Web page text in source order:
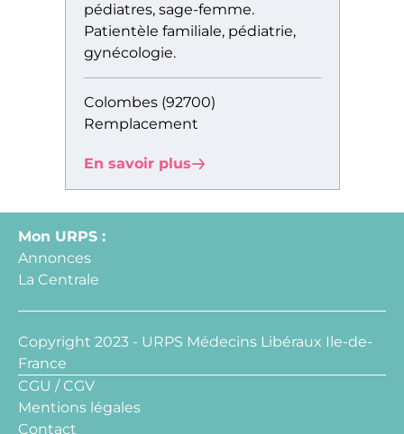
pédiatres, sage-femme.
Patientèle familiale, pédiatrie,
gynécologie.
Colombes (92700)
Remplacement
En savoir plus
Mon URPS :
Annonces
La Centrale
Copyright 2023 - URPS Médecins Libéraux Ile-de-
France
CGU / CGV
Mentions légales
Contact